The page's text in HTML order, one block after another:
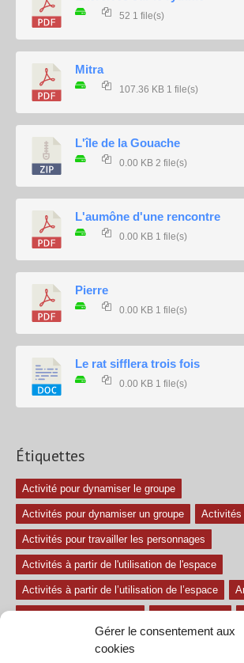
Gérer le consentement aux
cookies
52 1 file(s)
Mitra
107.36 KB 1 file(s)
L'île de la Gouache
0.00 KB 2 file(s)
L'aumône d'une rencontre
0.00 KB 1 file(s)
Pierre
0.00 KB 1 file(s)
Le rat sifflera trois fois
0.00 KB 1 file(s)
Étiquettes
Activité pour dynamiser le groupe
Activités pour dynamiser un groupe Activités
Activités pour travailler les personnages
Activités à partir de l'utilisation de l'espace
Activités à partir de l’utilisation de l’espace